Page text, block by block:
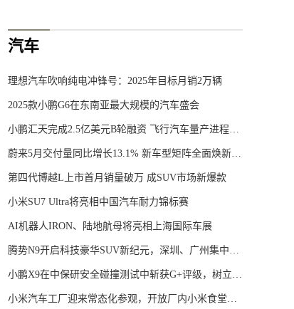
汽车
理想汽车吹响纯电冲锋号：2025年目标月销2万辆
2025款小鹏G6在东南亚最大规模的汽车盛会
小鹏汇天完成2.5亿美元B轮融资 飞行汽车量产进程加速
蔚来5月交付量同比增长13.1% 新车型矩阵全面焕新上市
第四代博越L上市首月销量破万 成SUV市场新爆款
小米SU7 Ultra将亮相中国汽车耐力锦标赛
AI机器人IRON、陆地航母将亮相上海国际车展
腾势N9开启科技豪华SUV新纪元，深圳、广州集中交付仪式圆满举行
小鹏X9在中保研安全碰撞测试中斩获G+评级，树立50万元内MPV安全新标杆
小米汽车工厂迎来常态化参观，开放厂内小米食堂体验